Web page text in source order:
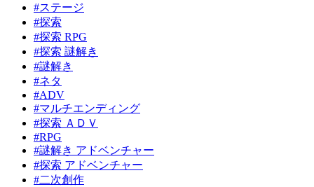
#ステージ
#探索
#探索 RPG
#探索 謎解き
#謎解き
#ネタ
#ADV
#マルチエンディング
#探索 ＡＤＶ
#RPG
#謎解き アドベンチャー
#探索 アドベンチャー
#二次創作